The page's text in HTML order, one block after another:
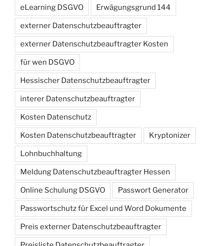
eLearning DSGVO Erwägungsgrund 144
externer Datenschutzbeauftragter
externer Datenschutzbeauftragter Kosten
für wen DSGVO
Hessischer Datenschutzbeauftragter
interer Datenschutzbeauftragter
Kosten Datenschutz
Kosten Datenschutzbeauftragter Kryptonizer
Lohnbuchhaltung
Meldung Datenschutzbeauftragter Hessen
Online Schulung DSGVO Passwort Generator
Passwortschutz für Excel und Word Dokumente
Preis externer Datenschutzbeauftragter